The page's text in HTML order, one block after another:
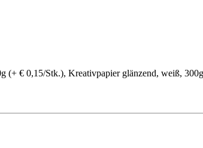
(+ € 0,15/Stk.), Kreativpapier glänzend, weiß,